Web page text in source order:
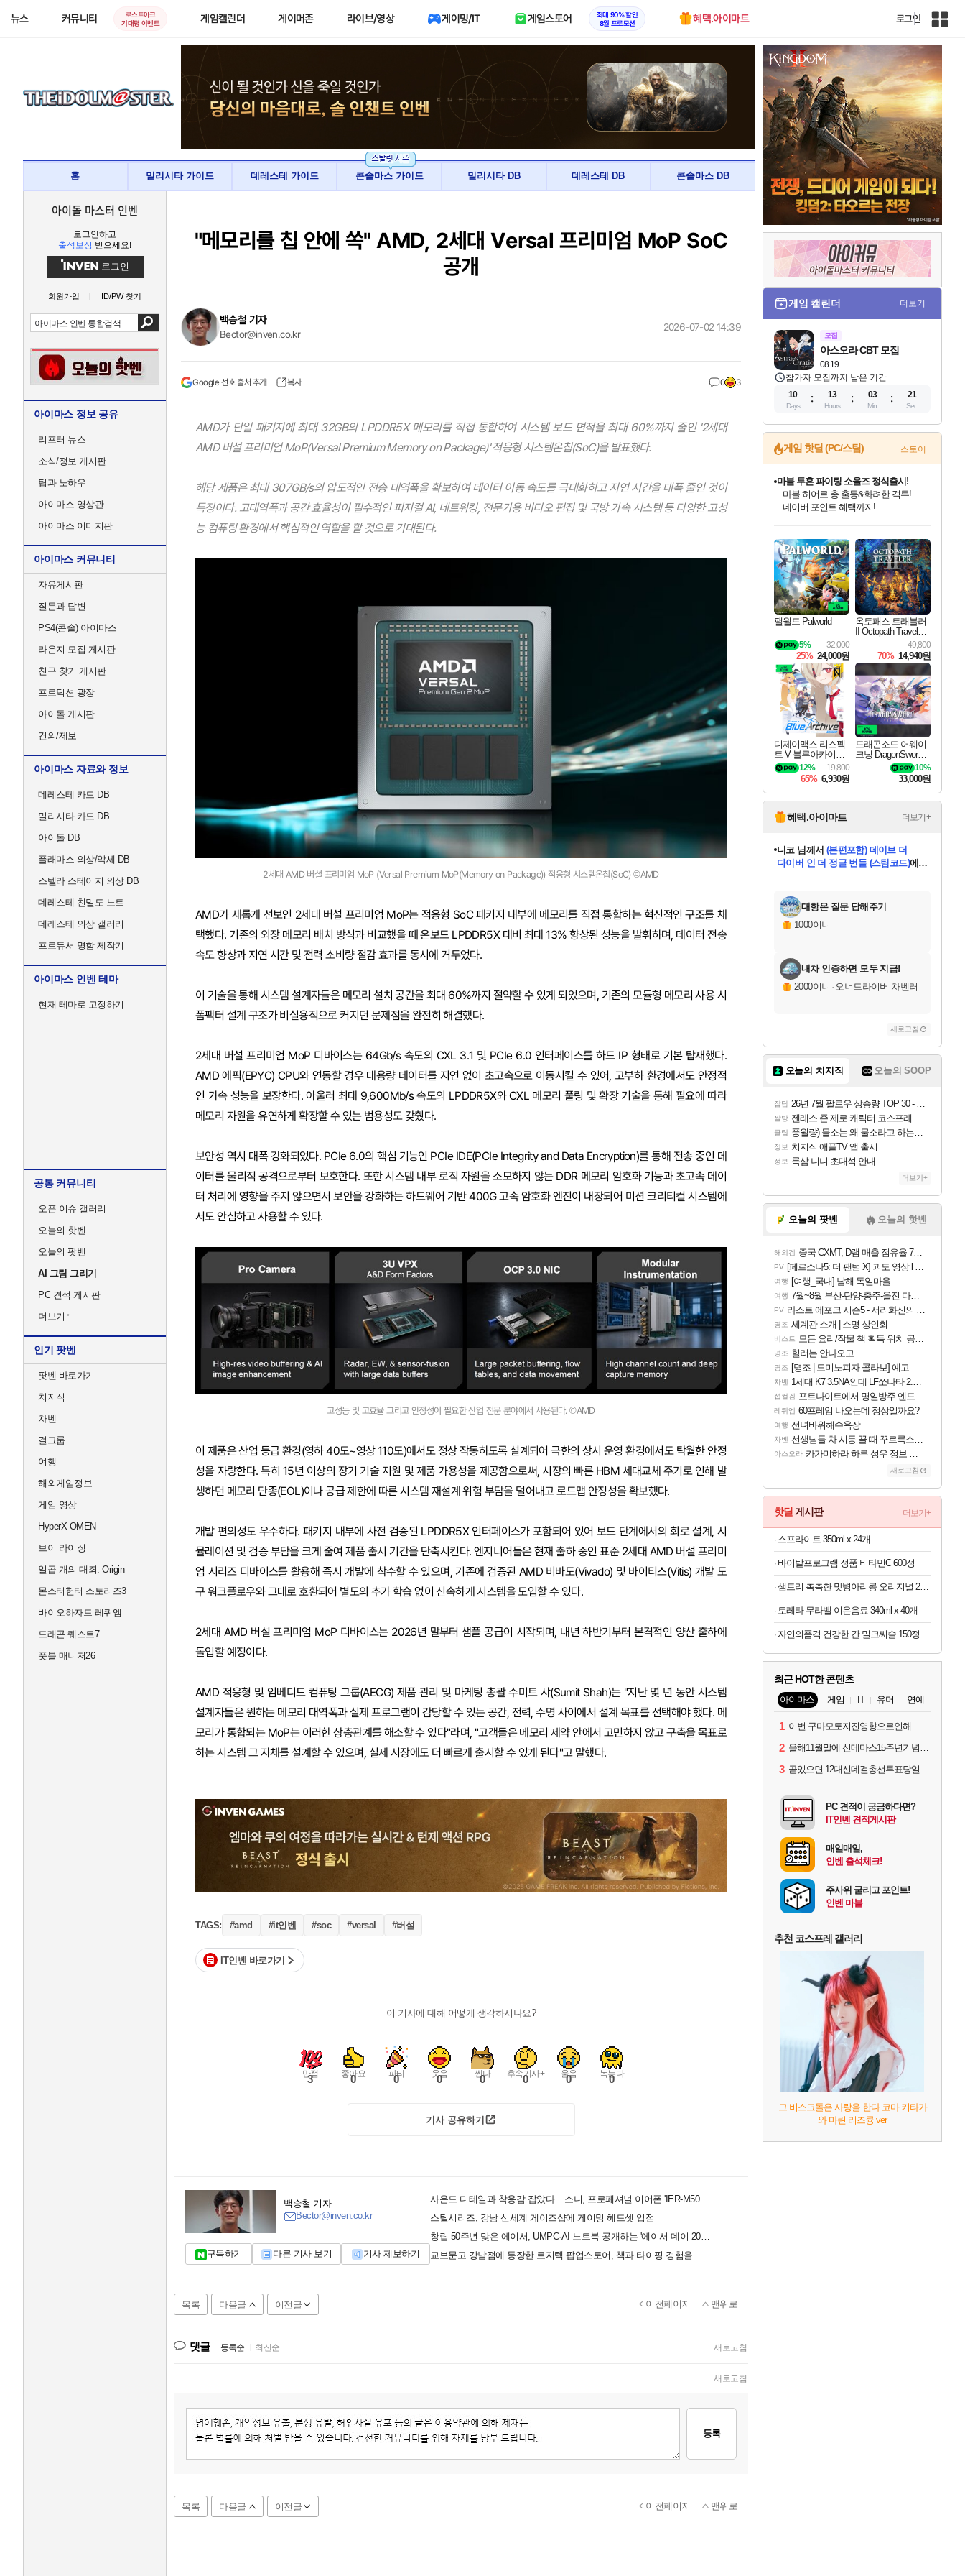
뉴스 커뮤니티
로스트아크
기대평 이벤트
게임캘린더 게이머존 라이브/영상 게이밍/IT 게임스토어
최대 90% 할인
8월 프로모션
혜택.아이마트 로그인
인
사
이
트
맵
홈 밀리시타 가이드 데레스테 가이드 콘솔마스 가이드 밀리시타 DB 데레스테 DB 콘솔마스 DB
아이돌 마스터 인벤
로그인하고
출석보상 받으세요!
로그인
회원가입 ID/PW 찾기
아이마스 정보 공유
리포터 뉴스
소식/정보 게시판
팁과 노하우
아이마스 영상관
아이마스 이미지판
아이마스 커뮤니티
자유게시판
질문과 답변
PS4(콘솔) 아이마스
라운지 모집 게시판
친구 찾기 게시판
프로덕션 광장
아이돌 게시판
건의/제보
아이마스 자료와 정보
데레스테 카드 DB
밀리시타 카드 DB
아이돌 DB
플래마스 의상/악세 DB
스텔라 스테이지 의상 DB
데레스테 친밀도 노트
데레스테 의상 갤러리
프로듀서 명함 제작기
아이마스 인벤 테마
현재 테마로 고정하기
공통 커뮤니티
오픈 이슈 갤러리
오늘의 핫벤
오늘의 팟벤
AI 그림 그리기
PC 견적 게시판
더보기
인기 팟벤
팟벤 바로가기
치지직
차벤
걸그룹
여행
해외게임정보
게임 영상
HyperX OMEN
브이 라이징
일곱 개의 대죄: Origin
몬스터헌터 스토리즈3
바이오하자드 레퀴엠
드래곤 퀘스트7
풋볼 매니저26
"메모리를 칩 안에 쏙" AMD, 2세대 Versal 프리미엄 MoP SoC
공개
백승철 기자
Bector@inven.co.kr
Google 선호 출처 추가 복사 0 3
2026-07-02 14:39
AMD가 단일 패키지에 최대 32GB의 LPDDR5X 메모리를 직접 통합하여 시스템 보드 면적을 최대 60%까지 줄인 '2세대
AMD 버설 프리미엄 MoP(Versal Premium Memory on Package)' 적응형 시스템온칩(SoC)을 발표했다.
해당 제품은 최대 307GB/s의 압도적인 전송 대역폭을 확보하여 데이터 이동 속도를 극대화하고 지연 시간을 대폭 줄인 것이
특징이다. 고대역폭과 공간 효율성이 필수적인 피지컬 AI, 네트워킹, 전문가용 비디오 편집 및 국방 가속 시스템 등 다양한 고성
능 컴퓨팅 환경에서 핵심적인 역할을 할 것으로 기대된다.
2세대 AMD 버설 프리미엄 MoP (Versal Premium MoP(Memory on Package)) 적응형 시스템온칩(SoC) ©AMD
AMD가 새롭게 선보인 2세대 버설 프리미엄 MoP는 적응형 SoC 패키지 내부에 메모리를 직접 통합하는 혁신적인 구조를 채
택했다. 기존의 외장 메모리 배치 방식과 비교했을 때 온보드 LPDDR5X 대비 최대 13% 향상된 성능을 발휘하며, 데이터 전송
속도 향상과 지연 시간 및 전력 소비량 절감 효과를 동시에 거두었다.
이 기술을 통해 시스템 설계자들은 메모리 설치 공간을 최대 60%까지 절약할 수 있게 되었으며, 기존의 모듈형 메모리 사용 시
폼팩터 설계 구조가 비실용적으로 커지던 문제점을 완전히 해결했다.
2세대 버설 프리미엄 MoP 디바이스는 64Gb/s 속도의 CXL 3.1 및 PCIe 6.0 인터페이스를 하드 IP 형태로 기본 탑재했다.
AMD 에픽(EPYC) CPU와 연동할 경우 대용량 데이터를 지연 없이 초고속으로 이동시킬 수 있어, 고부하 환경에서도 안정적
인 가속 성능을 보장한다. 아울러 최대 9,600Mb/s 속도의 LPDDR5X와 CXL 메모리 풀링 및 확장 기술을 통해 필요에 따라
메모리 자원을 유연하게 확장할 수 있는 범용성도 갖췄다.
보안성 역시 대폭 강화되었다. PCIe 6.0의 핵심 기능인 PCIe IDE(PCIe Integrity and Data Encryption)를 통해 전송 중인 데
이터를 물리적 공격으로부터 보호한다. 또한 시스템 내부 로직 자원을 소모하지 않는 DDR 메모리 암호화 기능과 초고속 데이
터 처리에 영향을 주지 않으면서 보안을 강화하는 하드웨어 기반 400G 고속 암호화 엔진이 내장되어 미션 크리티컬 시스템에
서도 안심하고 사용할 수 있다.
고성능 및 고효율 그리고 안정성이 필요한 산업 전문 분야에서 사용된다. ©AMD
이 제품은 산업 등급 환경(영하 40도~영상 110도)에서도 정상 작동하도록 설계되어 극한의 상시 운영 환경에서도 탁월한 안정
성을 자랑한다. 특히 15년 이상의 장기 기술 지원 및 제품 가용성을 제공함으로써, 시장의 빠른 HBM 세대교체 주기로 인해 발
생하던 메모리 단종(EOL)이나 공급 제한에 따른 시스템 재설계 위험 부담을 덜어내고 로드맵 안정성을 확보했다.
개발 편의성도 우수하다. 패키지 내부에 사전 검증된 LPDDR5X 인터페이스가 포함되어 있어 보드 단계에서의 회로 설계, 시
뮬레이션 및 검증 부담을 크게 줄여 제품 출시 기간을 단축시킨다. 엔지니어들은 현재 출하 중인 표준 2세대 AMD 버설 프리미
엄 시리즈 디바이스를 활용해 즉시 개발에 착수할 수 있으며, 기존에 검증된 AMD 비바도(Vivado) 및 바이티스(Vitis) 개발 도
구 워크플로우와 그대로 호환되어 별도의 추가 학습 없이 신속하게 시스템을 도입할 수 있다.
2세대 AMD 버설 프리미엄 MoP 디바이스는 2026년 말부터 샘플 공급이 시작되며, 내년 하반기부터 본격적인 양산 출하에
돌입할 예정이다.
AMD 적응형 및 임베디드 컴퓨팅 그룹(AECG) 제품 관리 및 마케팅 총괄 수미트 샤(Sumit Shah)는 "지난 몇 년 동안 시스템
설계자들은 원하는 메모리 대역폭과 실제 프로그램이 감당할 수 있는 공간, 전력, 수명 사이에서 설계 목표를 선택해야 했다. 메
모리가 통합되는 MoP는 이러한 상충관계를 해소할 수 있다"라며, "고객들은 메모리 제약 안에서 고민하지 않고 구축을 목표로
하는 시스템 그 자체를 설계할 수 있으며, 실제 시장에도 더 빠르게 출시할 수 있게 된다"고 말했다.
TAGS: #amd #it인벤 #soc #versal #버설
IT인벤 바로가기
이 기사에 대해 어떻게 생각하시나요?
만점
3 좋아요
0 파티
0 웃음
0 씬나
0 후속기사+
0 울음
0 녹는다
0
기사 공유하기
백승철 기자
Bector@inven.co.kr
구독하기 다른 기사 보기 기사 제보하기
사운드 디테일과 착용감 잡았다... 소니, 프로페셔널 이어폰 'IER-M500' 공개
스틸시리즈, 강남 신세계 게이즈샵에 게이밍 헤드셋 입점
창립 50주년 맞은 에이서, UMPC·AI 노트북 공개하는 '에이서 데이 2026' 개최
교보문고 강남점에 등장한 로지텍 팝업스토어, 책과 타이핑 경험을 잇는다
목록 다음글 이전글 이전페이지 맨위로
댓글 등록순 최신순 새로고침
새로고침
등록
목록 다음글 이전글 이전페이지 맨위로
게임 캘린더 더보기+
모집
08.19
아스오라 CBT 모집
참가자 모집까지 남은 기간
10
Days
13
Hours
03
Min
20
Sec
게임 핫딜 (PC/스팀) 스토어+
최대 90% 할인가를 만나보세요!
네이버혜택과 함께 만나보세요!
50%할인&추가 적립까지!
마블 투혼 파이팅 소울즈 정식출시!
마블 히어로 총 출동&화려한 격투!
네이버 포인트 혜택까지!
귀무자: 검의 길 예약 판매 중!
10% 할인과
이니&베니 혜택까지!
네이버 혜택가와 함께 예약하세요!
할인&네이버혜택으로 만나보세요!
네이버페이 혜택과 만나보세요!
40주년 프로모션으로 만나보세요!
할인가에 만나보세요!
일부 에디션 상시 할인!
혜택으로 예약 판매 중
편안하게 충전하세요
팰월드 Palworld
32,000
5%
25% 24,000원
옥토패스 트래블러
II Octopath Traveler I
49,800
70% 14,940원
디제이맥스 리스펙
트 V 블루아카이브
팩 DJMAX RESPE
CT V Blue Archive P
ack DLC
19,800
12%
65% 6,930원
드래곤소드 어웨이
크닝 DragonSword A
10%
33,000원
혜택.아이마트 더보기+
교환.
당첨되셨습니다.
니코님께서 (본편포함) 데이브 더
다이버 인 더 정글 번들 (스팀코드)에
당첨되셨습니다.
당첨되셨습니다.
당첨되셨습니다.
당첨되셨습니다.
당첨되셨습니다.
에디션 (스팀코드)를 교환.
당첨되셨습니다.
대항온 질문 답해주기
1000이니
내차 인증하면 모두 지급!
2000이니 · 오너드라이버 차벤러
새로고침
오늘의 치지직 오늘의 SOOP
잡담 26년 7월 팔로우 상승량 TOP 30 - 월간 치지직
짤방 젠레스 존 제로 캐릭터 코스프레한 꽁주
클립 풍월량) 물소는 왜 물소라고 하는거야? 아! 그만 ㅋㅋ
정보 치지직 애플TV 앱 출시
정보 룩삼 니니 초대석 안내
더보기+
오늘의 팟벤 오늘의 핫벤
해외겜 중국 CXMT, D램 매출 점유율 7%…글로벌 4위로 부상
PV [페르소나5: 더 팬텀 X] 괴도 영상 l 타카마키 안·댄싱 스타
여행 [여행_국내] 남해 독일마을
여행 7월~8월 부산-단양-충주-울진 다녀왔어요~
PV 라스트 에포크 시즌5 - 서리화신의 분노 티저
명조 세계관 소개 | 소명 상인회
비스트 모든 요리/작물 책 획득 위치 공략 (36개) - 미식가 도전과제
명조 힐러는 안나오고
명조 [명조 | 도미노피자 콜라보] 예고
차벤 1세대 K7 3.5NA인데 LF쏘나타 2.0NA 기변하면 유류비 절약이 얼마나 될까요..?
섭컬겜 포트나이트에서 명일방주 엔드필드 [펠리카] 판매 예정
레퀴엠 60프레임 나오는데 정상일까요?
여행 선녀바위해수욕장
차벤 선생님들 차 시동 끌 때 꾸르륵소리나는데
아스오라 카가미하라 하루 성우 정보 및 주요 필모
새로고침
핫딜 게시판 더보기+
스프라이트 350ml x 24개
바이탈프로그램 정품 비타민C 600정
샘트리 촉촉한 맛병아리콩 오리지널 20개
토레타 무라벨 이온음료 340ml x 40개
자연의품격 건강한 간 밀크씨슬 150정
최근 HOT한 콘텐츠
아이마스 게임 IT 유머 연예
1 이번 구마모토지진영향으로인해 아이돌 커뮤니케이션 매일 게시물이 중단된다고하네요ㅠ
2 올해11월말에 신데마스15주년기념 라이브를 하네요
3 곧있으면 12대신데걸총선투표당일이네요.
PC 견적이 궁금하다면?
IT인벤 견적게시판
매일매일,
인벤 출석체크!
주사위 굴리고 포인트!
인벤 마블
추천 코스프레 갤러리
그 비스크돌은 사랑을 한다 코마 키타가
와 마린 리즈큥 ver